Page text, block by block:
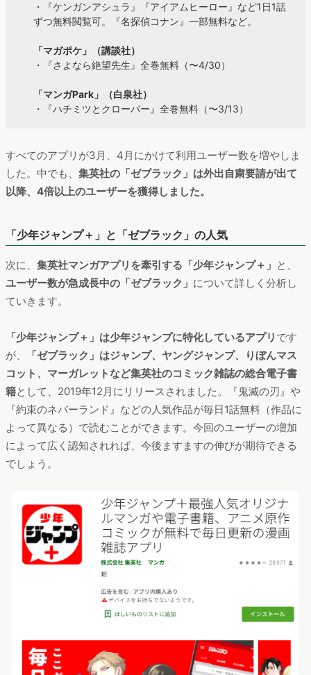
・『ケンガンアシュラ』『アイアムヒーロー』など1日1話
ずつ無料閲覧可。『名探偵コナン』一部無料など。
「マガポケ」（講談社）
・『さよなら絶望先生』全巻無料（〜4/30）
「マンガPark」（白泉社）
・『ハチミツとクローバー』全巻無料（〜3/13）
すべてのアプリが3月、4月にかけて利用ユーザー数を増やしま
した。中でも、 集英社の「ゼブラック」は外出自粛要請が出て
以降、4倍以上のユーザーを獲得しました。
「少年ジャンプ＋」と「ゼブラック」の人気
次に、 集英社マンガアプリを牽引する「少年ジャンプ＋」 と、
ユーザー数が急成長中の「ゼブラック」 について詳しく分析し
ていきます。
「少年ジャンプ＋」は少年ジャンプに特化しているアプリ です
が、
「ゼブラック」はジャンプ、ヤングジャンプ、りぼんマス
コット、マーガレットなど集英社のコミック雑誌の総合電子書
籍として、2019年12月にリリースされました。『鬼滅の刃』や
『約束のネバーランド』などの人気作品が毎日1話無料（作品に
よって異なる）で読むことができます。今回のユーザーの増加
によって広く認知されれば、今後ますますの伸びが期待できる
でしょう。